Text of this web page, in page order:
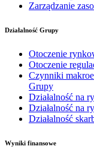
Zarządzanie
Działalność Grupy
Otoczenie
Otoczenie
Czynniki
Grupy
Działalność na
Działalność na
Działalność
Wyniki finansowe